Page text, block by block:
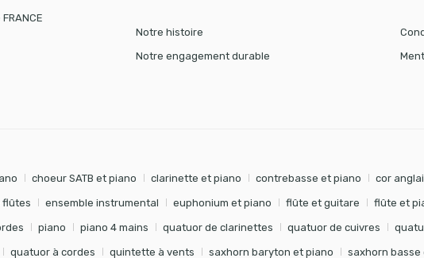
Notre histoire
Notre engagement durable
choeur SATB et piano clarinette et piano contrebasse et piano cor
flûtes ensemble instrumental euphonium et piano flûte et guitare flûte et
piano piano 4 mains quatuor de clarinettes quatuor de cuivres
quatuor à cordes quintette à vents saxhorn baryton et piano saxhorn basse